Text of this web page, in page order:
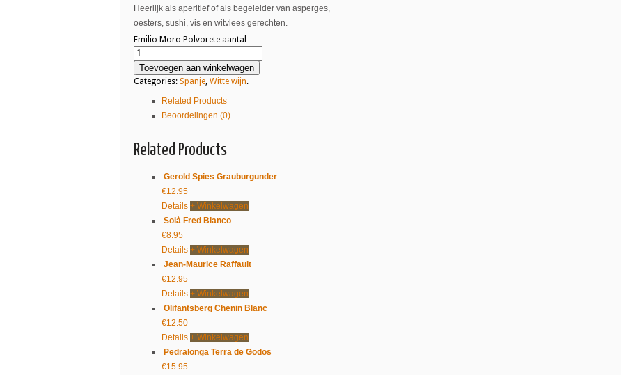
Heerlijk als aperitief of als begeleider van asperges,
oesters, sushi, vis en witvlees gerechten.
Emilio Moro Polvorete aantal
Toevoegen aan winkelwagen
Categories: Spanje, Witte wijn.
Related Products
Beoordelingen (0)
Related Products
Gerold Spies Grauburgunder
€12.95
Details + Winkelwagen
Solà Fred Blanco
€8.95
Details + Winkelwagen
Jean-Maurice Raffault
€12.95
Details + Winkelwagen
Olifantsberg Chenin Blanc
€12.50
Details + Winkelwagen
Pedralonga Terra de Godos
€15.95